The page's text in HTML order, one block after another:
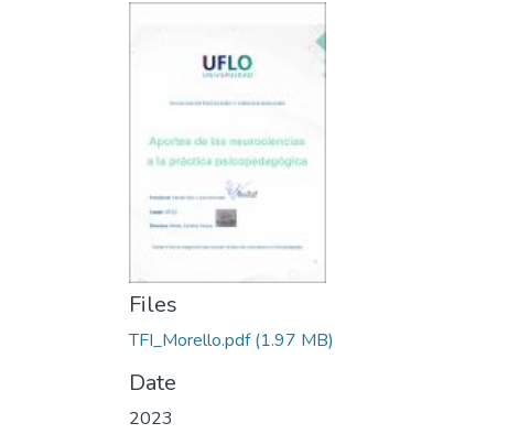
Files
TFI_Morello.pdf(1.97 MB)
Date
2023